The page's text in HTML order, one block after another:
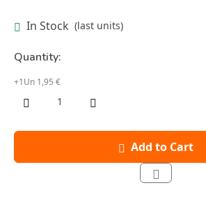
In Stock (last units)
Quantity:
+1Un 1,95 €
Add to Cart